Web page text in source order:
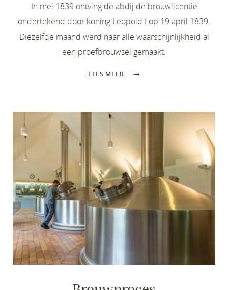
In mei 1839 ontving de abdij de brouwlicentie
ondertekend door koning Leopold I op 19 april 1839.
Diezelfde maand werd naar alle waarschijnlijkheid al
een proefbrouwsel gemaakt.
LEES MEER